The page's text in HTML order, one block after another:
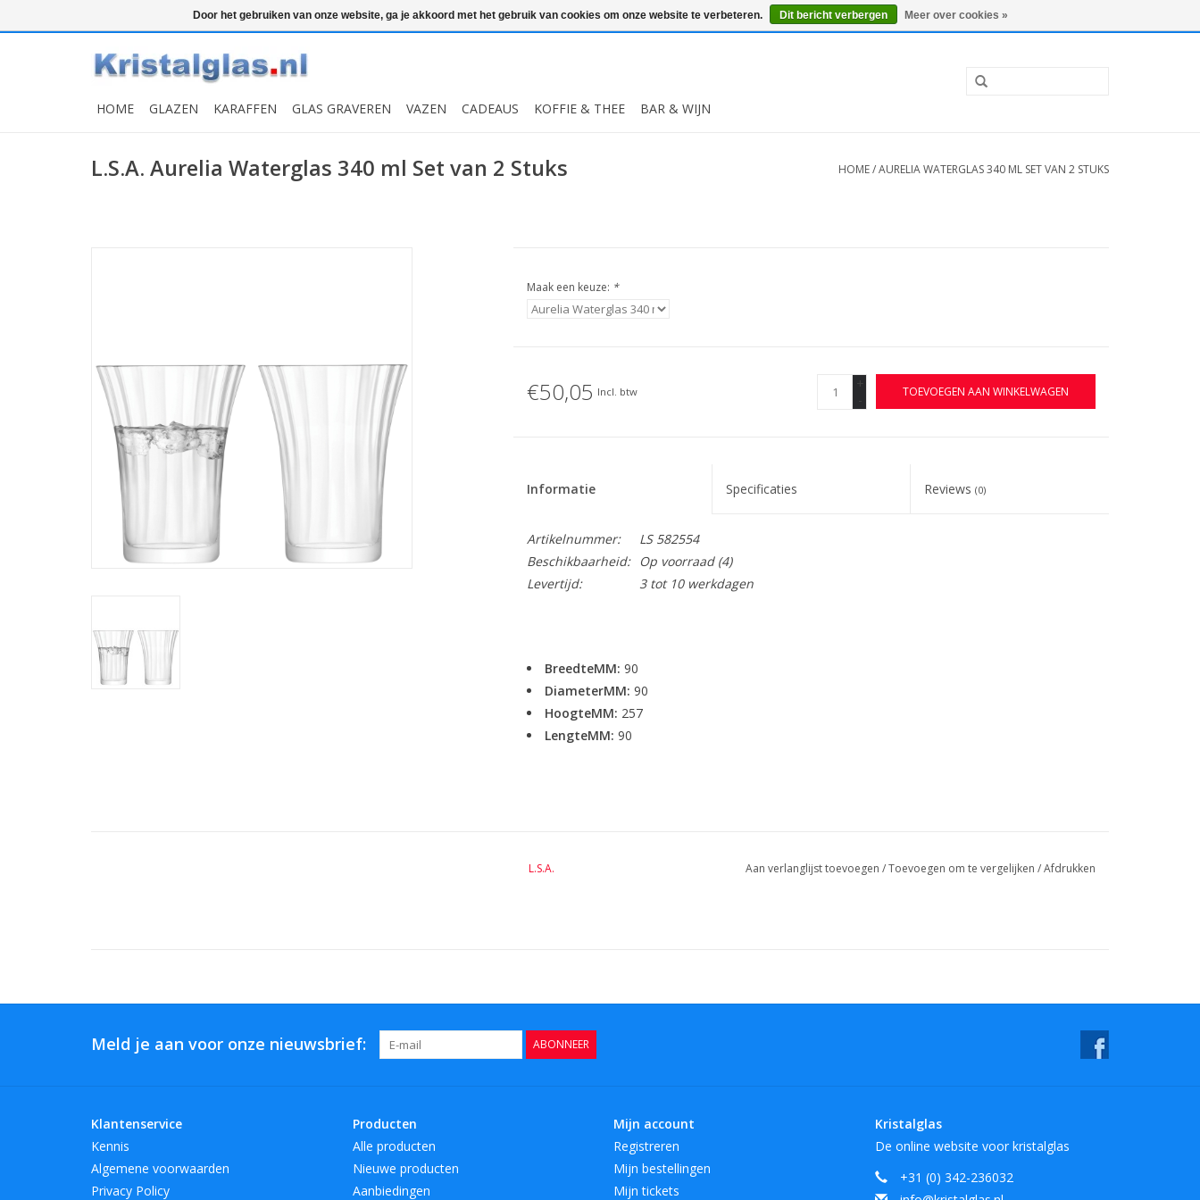
Snelle levering Graveren 0 Artikelen - €0,00 Mijn account / Registreren
HOME GLAZEN KARAFFEN GLAS GRAVEREN VAZEN CADEAUS KOFFIE & THEE BAR & WIJN
L.S.A. Aurelia Waterglas 340 ml Set van 2 Stuks HOME/AURELIA WATERGLAS 340 ML SET VAN 2 STUKS
Maak een keuze: *
€50,05 Incl. btw
+
-
TOEVOEGEN AAN WINKELWAGEN
Informatie Specificaties Reviews(0)
Artikelnummer:
LS 582554
Beschikbaarheid:
Op voorraad(4)
Levertijd:
3 tot 10 werkdagen
BreedteMM: 90
DiameterMM: 90
HoogteMM: 257
LengteMM: 90
L.S.A. Aan verlanglijst toevoegen /Toevoegen om te vergelijken /Afdrukken
Meld je aan voor onze nieuwsbrief: ABONNEER
Klantenservice
Kennis
Algemene voorwaarden
Privacy Policy
Producten
Alle producten
Nieuwe producten
Aanbiedingen
Mijn account
Registreren
Mijn bestellingen
Mijn tickets
Kristalglas
De online website voor kristalglas
+31 (0) 342-236032
Door het gebruiken van onze website, ga je akkoord met het gebruik van cookies om onze website te verbeteren. Dit bericht verbergen Meer over cookies »